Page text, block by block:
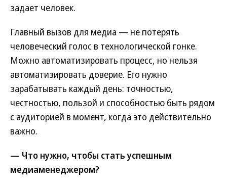
задает человек.
Главный вызов для медиа — не потерять
человеческий голос в технологической гонке.
Можно автоматизировать процесс, но нельзя
автоматизировать доверие. Его нужно
зарабатывать каждый день: точностью,
честностью, пользой и способностью быть рядом
с аудиторией в момент, когда это действительно
важно.
— Что нужно, чтобы стать успешным
медиаменеджером?